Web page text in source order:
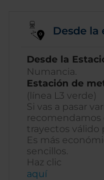
Desde la
Desde la
Numancia.
Estación de
(línea L3 verde)
Si vas a pasar
recomendamos
trayectos válido
Es más
sencillos.
Haz clic
aquí